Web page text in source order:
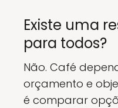
Existe uma
para todos?
Não. Café
orçamento e
é comparar